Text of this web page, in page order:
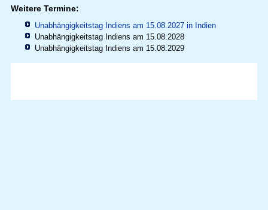
Weitere Termine:
Unabhängigkeitstag Indiens am 15.08.2027 in Indien
Unabhängigkeitstag Indiens am 15.08.2028
Unabhängigkeitstag Indiens am 15.08.2029